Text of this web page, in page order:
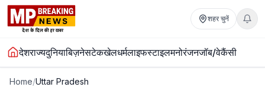
शहर चुनें
देशराज्यदुनियाबिज़नेसटेकखेलधर्मलाइफस्टाइलमनोरंजनजॉब/वेकैंसी
Home/Uttar Pradesh